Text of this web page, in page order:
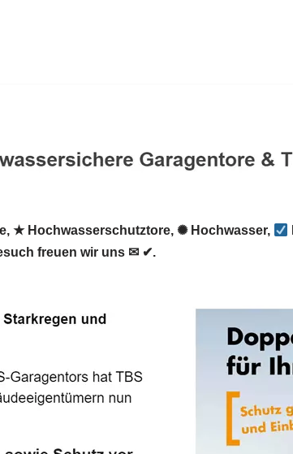
★ Hochwasserschutztore, ✺ Hochwasser,
freuen wir uns ✉ ✔.